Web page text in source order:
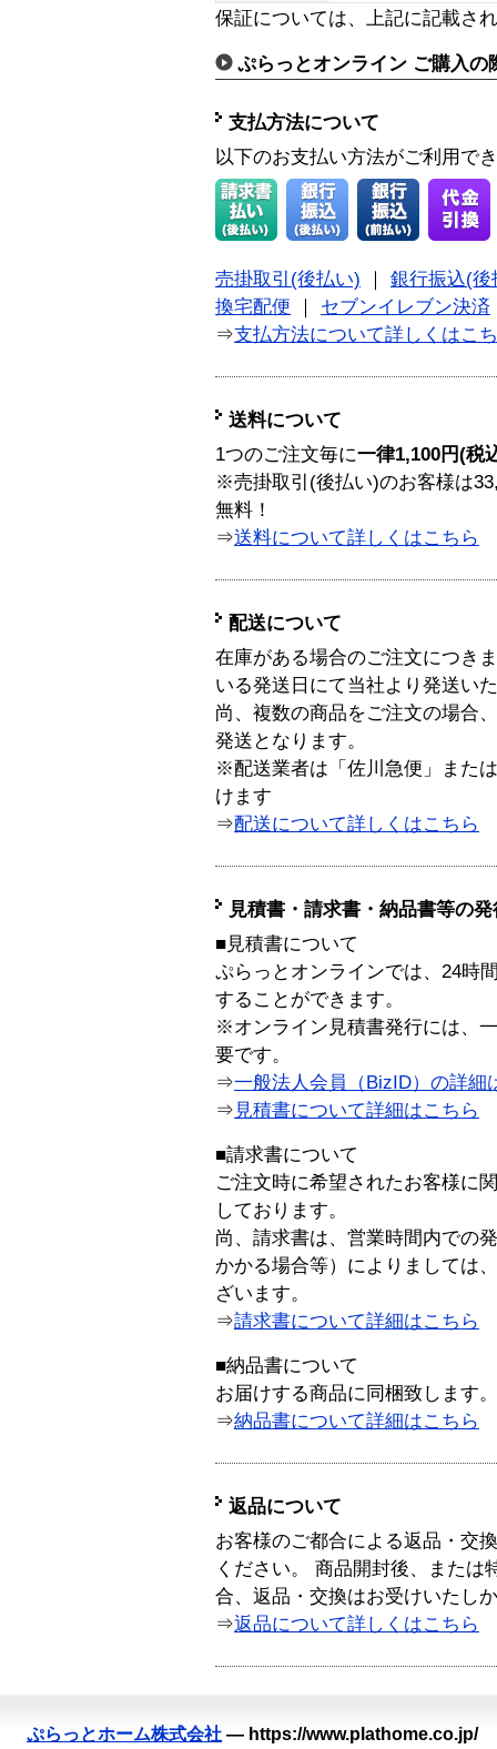
保証については、上記に記載さ
ぷらっとオンライン ご購入の
支払方法について
以下のお支払い方法がご利用で
売掛取引(後払い)
銀行振込(後
換宅配便
セブンイレブン決済
⇒支払方法について詳しくはこ
送料について
1つのご注文毎に一律1,100円(税
※売掛取引(後払い)のお客様は
無料！
⇒送料について詳しくはこちら
配送について
在庫がある場合のご注文につき
いる発送日にて当社より発送い
尚、複数の商品をご注文の場合
発送となります。
※配送業者は「佐川急便」また
けます
⇒配送について詳しくはこちら
見積書・請求書・納品書等の
■見積書について
ぷらっとオンラインでは、24時
することができます。
※オンライン見積書発行には、
要です。
⇒一般法人会員（BizID）の詳細
⇒ 見積書について詳細はこちら
■請求書について
ご注文時に希望されたお客様に
しております。
尚、請求書は、営業時間内での
かかる場合等）によりましては
ざいます。
⇒請求書について詳細はこちら
■納品書について
お届けする商品に同梱致します。
⇒納品書について詳細はこちら
返品について
お客様のご都合による返品・交
ください。 商品開封後、または
合、返品・交換はお受けいたし
⇒返品について詳しくはこちら
ぷらっとホーム株式会社 — https://www.plathome.co.jp/